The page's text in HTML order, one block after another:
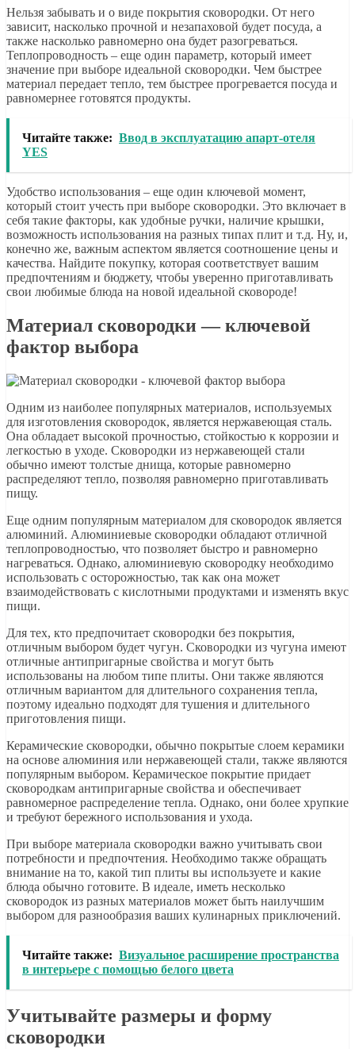
Нельзя забывать и о виде покрытия сковородки. От него
зависит, насколько прочной и незапаховой будет посуда, а
также насколько равномерно она будет разогреваться.
Теплопроводность – еще один параметр, который имеет
значение при выборе идеальной сковородки. Чем быстрее
материал передает тепло, тем быстрее прогревается посуда и
равномернее готовятся продукты.
Читайте также: Ввод в эксплуатацию апарт-отеля
YES
Удобство использования – еще один ключевой момент,
который стоит учесть при выборе сковородки. Это включает в
себя такие факторы, как удобные ручки, наличие крышки,
возможность использования на разных типах плит и т.д. Ну, и,
конечно же, важным аспектом является соотношение цены и
качества. Найдите покупку, которая соответствует вашим
предпочтениям и бюджету, чтобы уверенно приготавливать
свои любимые блюда на новой идеальной сковороде!
Материал сковородки — ключевой
фактор выбора
Одним из наиболее популярных материалов, используемых
для изготовления сковородок, является нержавеющая сталь.
Она обладает высокой прочностью, стойкостью к коррозии и
легкостью в уходе. Сковородки из нержавеющей стали
обычно имеют толстые днища, которые равномерно
распределяют тепло, позволяя равномерно приготавливать
пищу.
Еще одним популярным материалом для сковородок является
алюминий. Алюминиевые сковородки обладают отличной
теплопроводностью, что позволяет быстро и равномерно
нагреваться. Однако, алюминиевую сковородку необходимо
использовать с осторожностью, так как она может
взаимодействовать с кислотными продуктами и изменять вкус
пищи.
Для тех, кто предпочитает сковородки без покрытия,
отличным выбором будет чугун. Сковородки из чугуна имеют
отличные антипригарные свойства и могут быть
использованы на любом типе плиты. Они также являются
отличным вариантом для длительного сохранения тепла,
поэтому идеально подходят для тушения и длительного
приготовления пищи.
Керамические сковородки, обычно покрытые слоем керамики
на основе алюминия или нержавеющей стали, также являются
популярным выбором. Керамическое покрытие придает
сковородкам антипригарные свойства и обеспечивает
равномерное распределение тепла. Однако, они более хрупкие
и требуют бережного использования и ухода.
При выборе материала сковородки важно учитывать свои
потребности и предпочтения. Необходимо также обращать
внимание на то, какой тип плиты вы используете и какие
блюда обычно готовите. В идеале, иметь несколько
сковородок из разных материалов может быть наилучшим
выбором для разнообразия ваших кулинарных приключений.
Читайте также: Визуальное расширение пространства
в интерьере с помощью белого цвета
Учитывайте размеры и форму
сковородки